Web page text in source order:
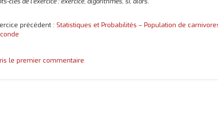
précédent : Statistiques et Probabilités – Population de
le premier commentaire